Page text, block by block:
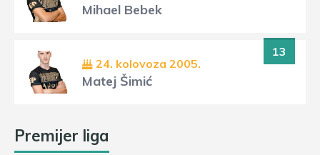
Mihael Bebek
13
24. kolovoza 2005.
Matej Šimić
Premijer liga